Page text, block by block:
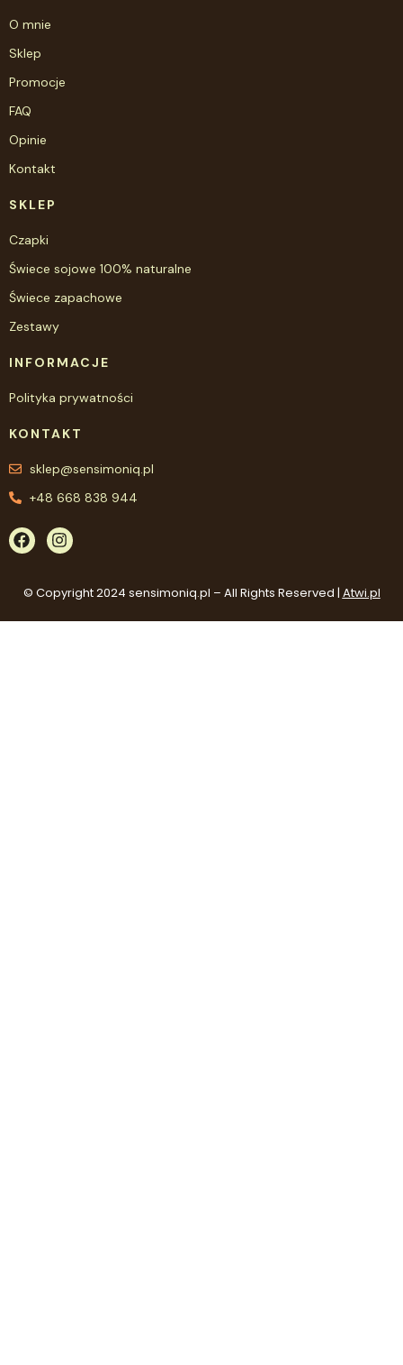
O mnie
Sklep
Promocje
FAQ
Opinie
Kontakt
SKLEP
Czapki
Świece sojowe 100% naturalne
Świece zapachowe
Zestawy
INFORMACJE
Polityka prywatności
KONTAKT
sklep@sensimoniq.pl
+48 668 838 944
© Copyright 2024 sensimoniq.pl – All Rights Reserved | Atwi.pl